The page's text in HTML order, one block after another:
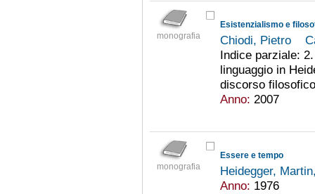
monografia
Esistenzialismo e
Chiodi, Pietro
Indice parziale:
linguaggio in
discorso
Anno: 2007
monografia
Essere e tempo
Heidegger,
Anno: 1976